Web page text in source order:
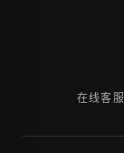
在线客服